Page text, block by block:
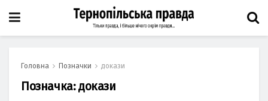
Головна Позначки докази
Позначка:докази